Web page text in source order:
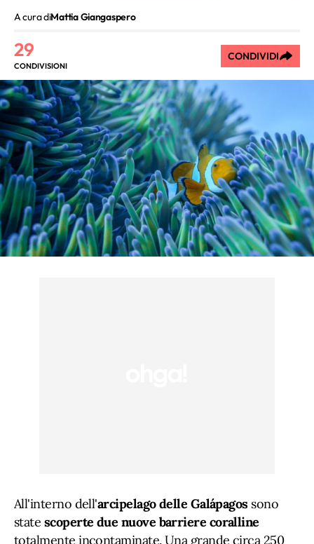
A cura diMattia Giangaspero
29
CONDIVISIONI
CONDIVIDI
All'interno dell'arcipelago delle Galápagossono
state scoperte due nuove barriere coralline
totalmente incontaminate. Una grande circa 250